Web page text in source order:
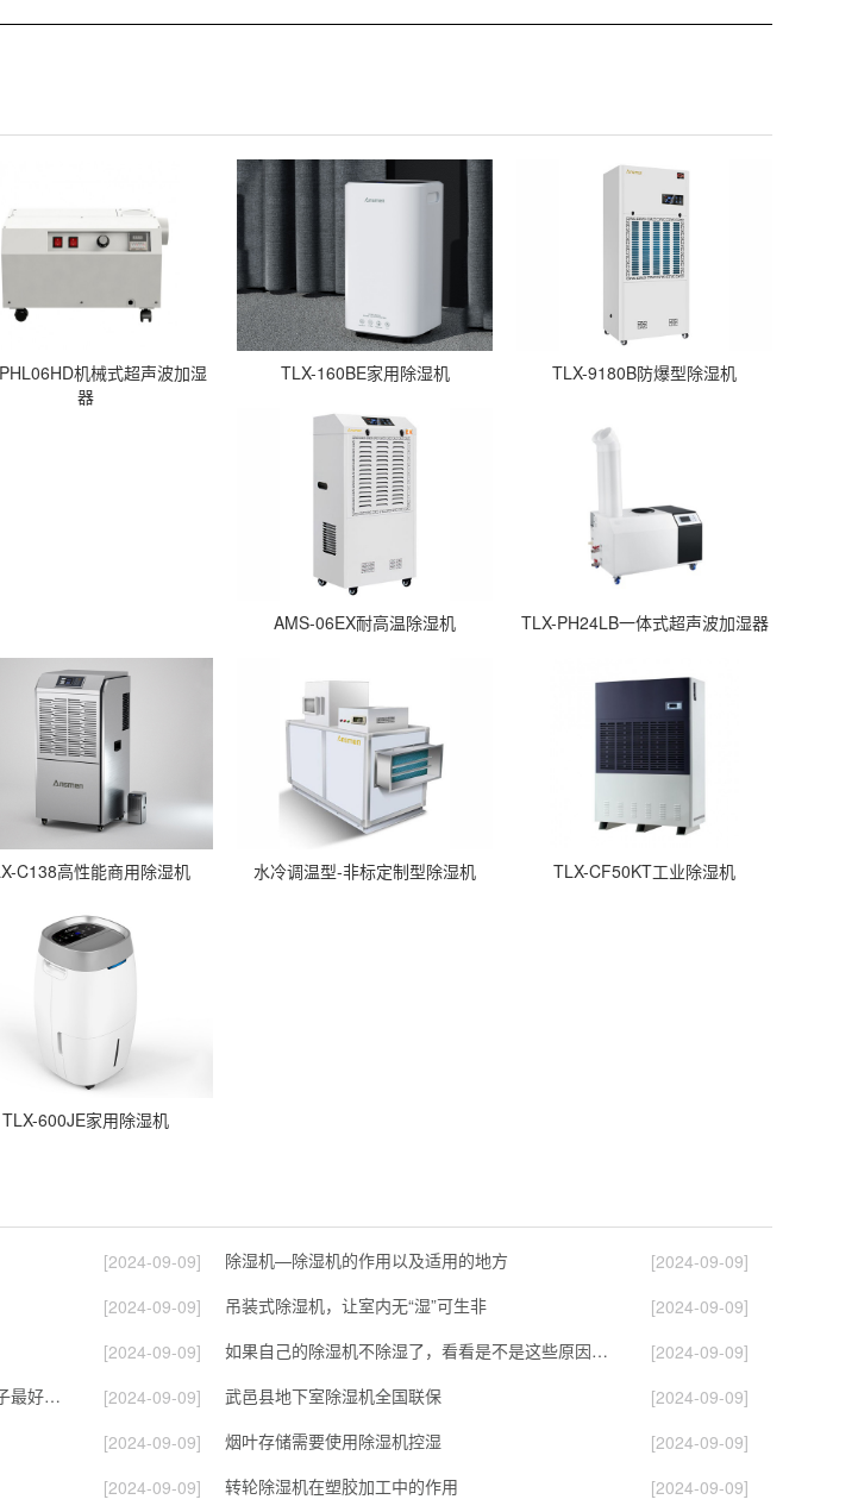
机械式超声波加湿
器
TLX-160BE家用除湿机 TLX-9180B防爆型除湿机
AMS-06EX耐高温除湿机 TLX-PH24LB一体式超声波加湿器
C138高性能商用除湿机 水冷调温型-非标定制型除湿机 TLX-CF50KT工业除湿机
TLX-600JE家用除湿机
[2024-09-09] 除湿机—除湿机的作用以及适用的地方
[2024-09-09]
[2024-09-09] 吊装式除湿机，让室内无“湿”可生非
[2024-09-09]
[2024-09-09] 如果自己的除湿机不除湿了，看看是不是这些原因导致的！
[2024-09-09]
除湿机哪个牌子好性价比高，除湿机什么牌子最好品质最好，除湿机品牌十大排名
[2024-09-09] 武邑县地下室除湿机全国联保
[2024-09-09]
[2024-09-09] 烟叶存储需要使用除湿机控湿
[2024-09-09]
[2024-09-09] 转轮除湿机在塑胶加工中的作用 [2024-09-09]